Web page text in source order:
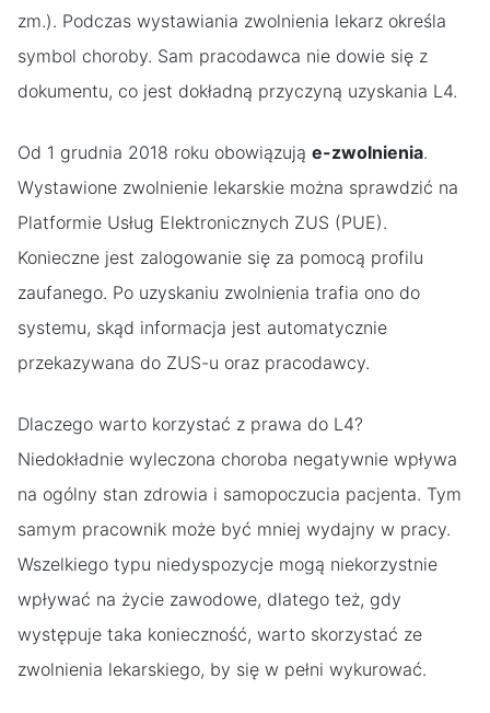
zm.). Podczas wystawiania zwolnienia lekarz określa
symbol choroby. Sam pracodawca nie dowie się z
dokumentu, co jest dokładną przyczyną uzyskania L4.
Od 1 grudnia 2018 roku obowiązują e-zwolnienia.
Wystawione zwolnienie lekarskie można sprawdzić na
Platformie Usług Elektronicznych ZUS (PUE).
Konieczne jest zalogowanie się za pomocą profilu
zaufanego. Po uzyskaniu zwolnienia trafia ono do
systemu, skąd informacja jest automatycznie
przekazywana do ZUS-u oraz pracodawcy.
Dlaczego warto korzystać z prawa do L4?
Niedokładnie wyleczona choroba negatywnie wpływa
na ogólny stan zdrowia i samopoczucia pacjenta. Tym
samym pracownik może być mniej wydajny w pracy.
Wszelkiego typu niedyspozycje mogą niekorzystnie
wpływać na życie zawodowe, dlatego też, gdy
występuje taka konieczność, warto skorzystać ze
zwolnienia lekarskiego, by się w pełni wykurować.